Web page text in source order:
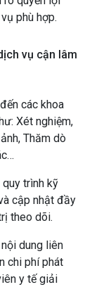
phù hợp.
vụ cận lâm
các khoa
Xét nghiệm,
Thăm dò
trình kỹ
cập nhật đầy
theo dõi.
dung liên
chi phí phát
y tế giải